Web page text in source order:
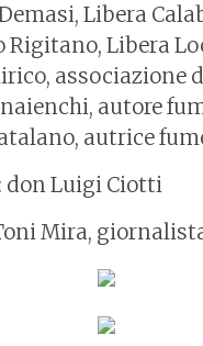
Libera
Rigitano, Libera
associazione
autore
autrice
don Luigi Ciotti
Mira,